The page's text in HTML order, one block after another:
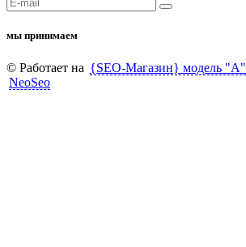
мы принимаем
© Работает на {SEO-Магазин} модель "А"
NeoSeo